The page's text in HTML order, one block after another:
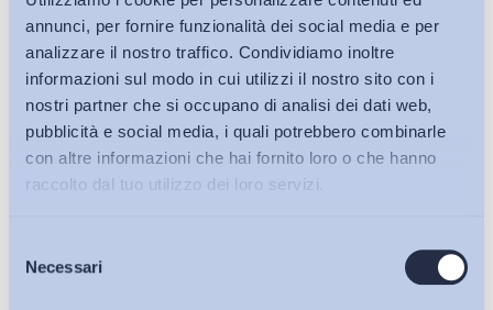
annunci, per fornire funzionalità dei social media e per
analizzare il nostro traffico. Condividiamo inoltre
informazioni sul modo in cui utilizzi il nostro sito con i
nostri partner che si occupano di analisi dei dati web,
pubblicità e social media, i quali potrebbero combinarle
con altre informazioni che hai fornito loro o che hanno
raccolto dal tuo utilizzo dei loro servizi.
delNecessariBollettini ADAPT